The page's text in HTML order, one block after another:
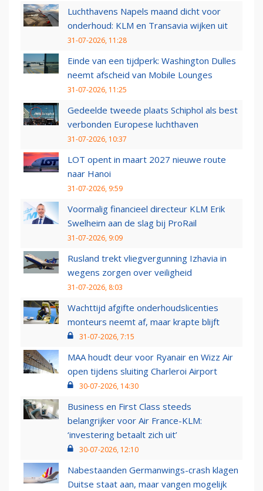
Luchthavens Napels maand dicht voor
onderhoud: KLM en Transavia wijken uit
31-07-2026, 11:28
Einde van een tijdperk: Washington Dulles
neemt afscheid van Mobile Lounges
31-07-2026, 11:25
Gedeelde tweede plaats Schiphol als best
verbonden Europese luchthaven
31-07-2026, 10:37
LOT opent in maart 2027 nieuwe route
naar Hanoi
31-07-2026, 9:59
Voormalig financieel directeur KLM Erik
Swelheim aan de slag bij ProRail
31-07-2026, 9:09
Rusland trekt vliegvergunning Izhavia in
wegens zorgen over veiligheid
31-07-2026, 8:03
Wachttijd afgifte onderhoudslicenties
monteurs neemt af, maar krapte blijft
31-07-2026, 7:15
MAA houdt deur voor Ryanair en Wizz Air
open tijdens sluiting Charleroi Airport
30-07-2026, 14:30
Business en First Class steeds
belangrijker voor Air France-KLM:
‘investering betaalt zich uit’
30-07-2026, 12:10
Nabestaanden Germanwings-crash klagen
Duitse staat aan, maar vangen mogelijk